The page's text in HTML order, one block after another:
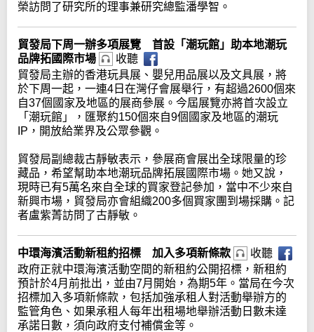
榮訪問了研究所的理事兼研究總監潘學智。
貿發局下周一辦多項展覽 首設「潮玩館」助本地潮玩
品牌拓國際市場
收聽
貿發局主辦的香港玩具展、嬰兒用品展以及文具展，將
於下周一起，一連4日在灣仔會展舉行，有超過2600個來
自37個國家及地區的展商參展。今屆展覽亦將首次設立
「潮玩館」，匯聚約150個來自9個國家及地區的潮玩
IP，開放給業界及公眾參觀。
貿發局副總裁古靜敏表示，參展商會展出全球限量的珍
藏品，希望幫助本地潮玩品牌拓展國際市場。她又說，
現時已有5萬名來自全球的買家登記參加，當中不少來自
新興市場，貿發局亦會組織200多個買家團到場採購。記
者盧紫菁訪問了古靜敏。
中環海濱活動新租約招標 加入多項新條款
收聽
政府正就中環海濱活動空間的新租約公開招標，新租約
預計於4月前批出，並由7月開始，為期5年。當局在今次
招標加入多項新條款，包括加強承租人對活動舉辦方的
監管角色、如果承租人每年出租場地舉辦活動日數未達
承諾日數，須向政府支付補償金等。